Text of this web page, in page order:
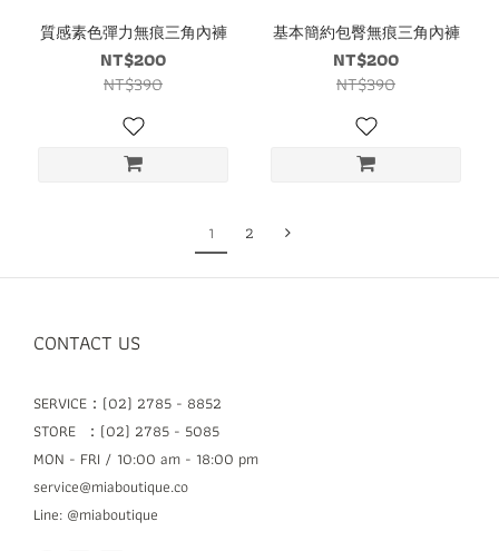
質感素色彈力無痕三角內褲
NT$200
NT$390
基本簡約包臀無痕三角內褲
NT$200
NT$390
1 2
CONTACT US
SERVICE：(02) 2785 - 8852
STORE ：(02) 2785 - 5085
MON - FRI / 10:00 am - 18:00 pm
service@miaboutique.co
Line: @miaboutique